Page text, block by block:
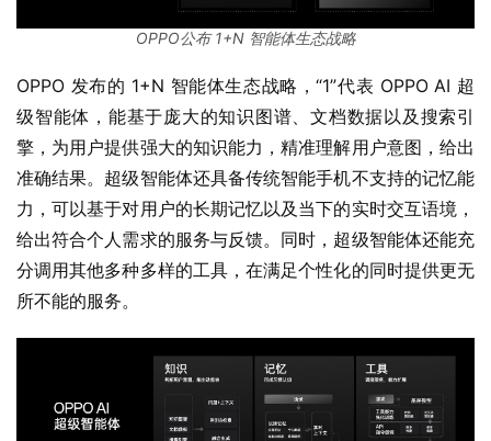
OPPO公布 1+N 智能体生态战略
OPPO 发布的 1+N 智能体生态战略，“1”代表 OPPO AI 超
级智能体，能基于庞大的知识图谱、文档数据以及搜索引
擎，为用户提供强大的知识能力，精准理解用户意图，给出
准确结果。超级智能体还具备传统智能手机不支持的记忆能
力，可以基于对用户的长期记忆以及当下的实时交互语境，
给出符合个人需求的服务与反馈。同时，超级智能体还能充
分调用其他多种多样的工具，在满足个性化的同时提供更无
所不能的服务。